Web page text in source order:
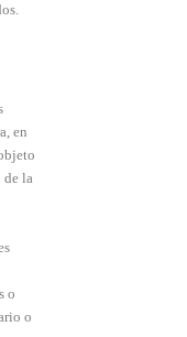
en
de la
o
o